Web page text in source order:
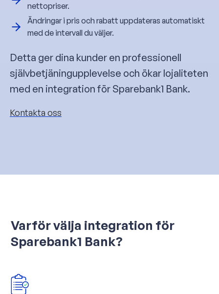
nettopriser.
Ändringar i pris och rabatt uppdateras automatiskt
med de intervall du väljer.
Detta ger dina kunder en professionell
självbetjäningupplevelse och ökar lojaliteten
med en integration för Sparebank1 Bank.
Kontakta oss
Varför välja integration för
Sparebank1 Bank?